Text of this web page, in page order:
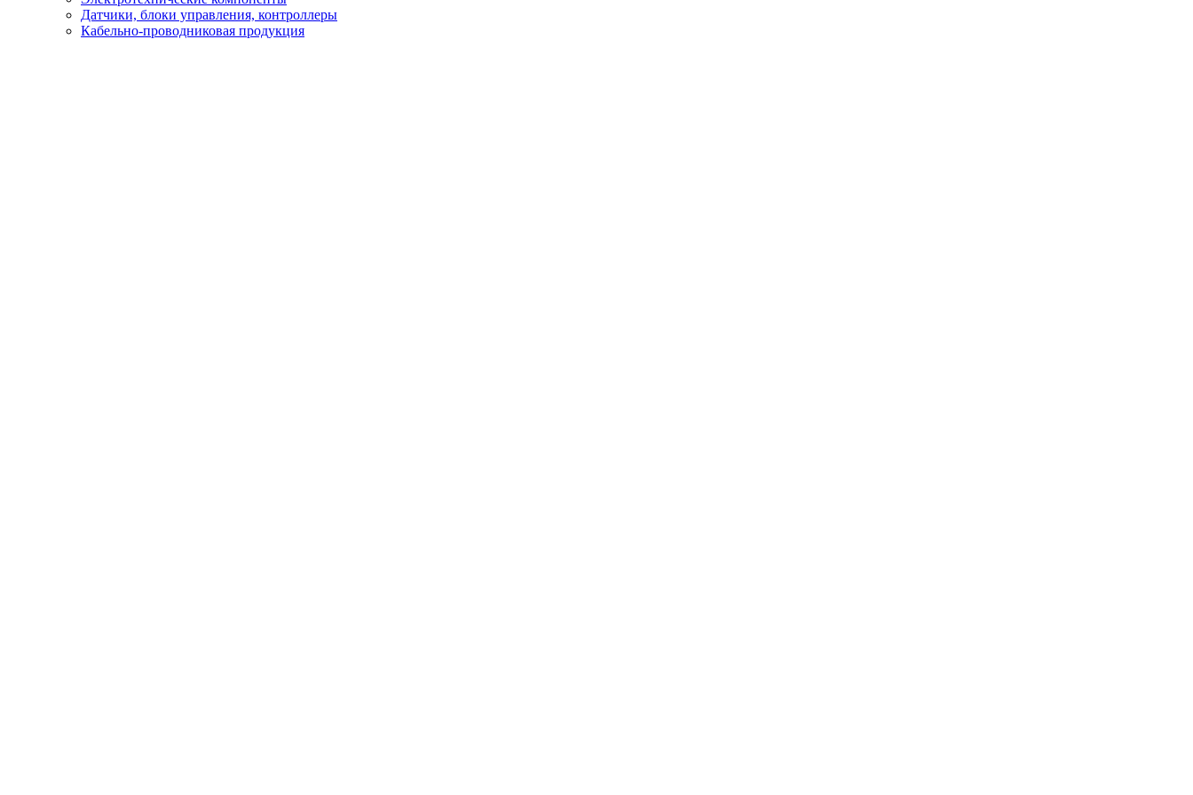
Датчики, блоки управления, контроллеры
Кабельно-проводниковая продукция